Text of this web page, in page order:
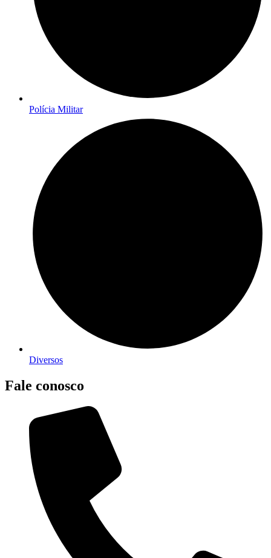
Polícia Militar
Diversos
Fale conosco